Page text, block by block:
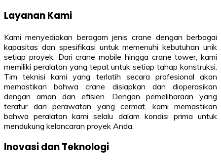
Layanan Kami
Kami menyediakan beragam jenis crane dengan berbagai
kapasitas dan spesifikasi untuk memenuhi kebutuhan unik
setiap proyek. Dari crane mobile hingga crane tower, kami
memiliki peralatan yang tepat untuk setiap tahap konstruksi.
Tim teknisi kami yang terlatih secara profesional akan
memastikan bahwa crane disiapkan dan dioperasikan
dengan aman dan efisien. Dengan pemeliharaan yang
teratur dan perawatan yang cermat, kami memastikan
bahwa peralatan kami selalu dalam kondisi prima untuk
mendukung kelancaran proyek Anda.
Inovasi dan Teknologi